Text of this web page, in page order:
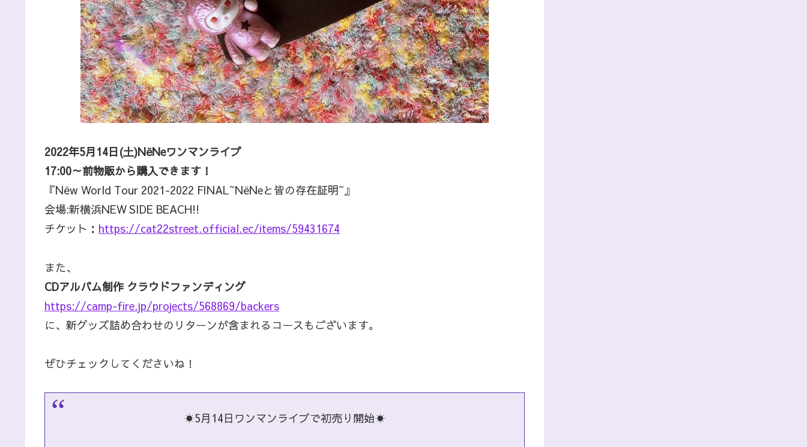
2022年5月14日(土)NёNeワンマンライブ
17:00～前物販から購入できます！
『Nёw World Tour 2021-2022 FINAL~NёNeと皆の存在証明~』
会場:新横浜NEW SIDE BEACH!!
チケット： https://cat22street.official.ec/items/59431674
また、
CDアルバム制作 クラウドファンディング
https://camp-fire.jp/projects/568869/backers
に、新グッズ詰め合わせのリターンが含まれるコースもございます。
ぜひチェックしてくださいね！
☀️5月14日ワンマンライブで初売り開始☀️